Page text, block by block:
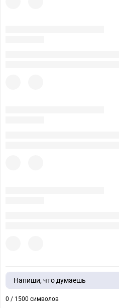
Напиши, что думаешь
0 / 1500 символов